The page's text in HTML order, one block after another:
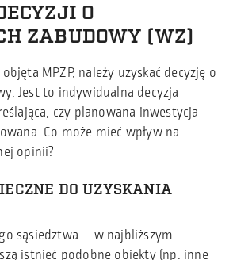
O
ZABUDOWY (WZ)
MPZP, należy uzyskać decyzję o
Jest to indywidualna decyzja
czy planowana inwestycja
Co może mieć wpływ na
opinii?
DO UZYSKANIA
sąsiedztwa – w najbliższym
istnieć podobne obiekty (np. inne